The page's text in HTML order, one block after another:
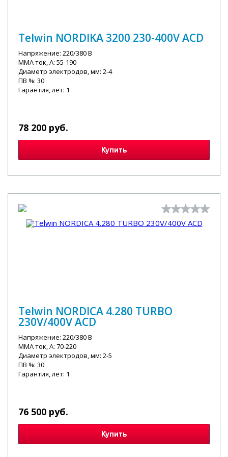
Telwin NORDIKA 3200 230-400V ACD
Напряжение: 220/380 В
MMA ток, А: 55-190
Диаметр электродов, мм: 2-4
ПВ %: 30
Гарантия, лет: 1
78 200 руб.
Купить
Telwin NORDICA 4.280 TURBO
230V/400V ACD
Напряжение: 220/380 В
MMA ток, А: 70-220
Диаметр электродов, мм: 2-5
ПВ %: 30
Гарантия, лет: 1
76 500 руб.
Купить